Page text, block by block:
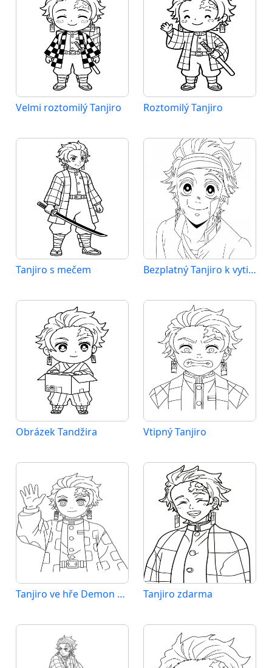
Velmi roztomilý Tanjiro Roztomilý Tanjiro
Tanjiro s mečem Bezplatný Tanjiro k vytištění
Obrázek Tandžira Vtipný Tanjiro
Tanjiro ve hře Demon Slayer Tanjiro zdarma